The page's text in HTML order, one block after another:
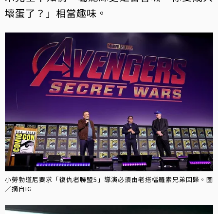
壞蛋了？」相當趣味。
小勞勃道尼要求「復仇者聯盟5」導演必須由老搭檔羅素兄弟回歸。圖
／摘自IG